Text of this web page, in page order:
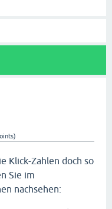
Klick-Zahlen doch so
Sie im
nachsehen: